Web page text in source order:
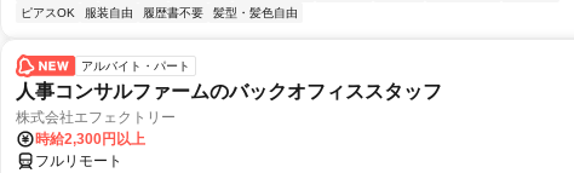
ピアスOK
服装自由 履歴書不要 髪型・髪色自由
アルバイト・パート
人事コンサルファームのバックオフィススタッフ
株式会社エフェクトリー
時給2,300円以上
フルリモート